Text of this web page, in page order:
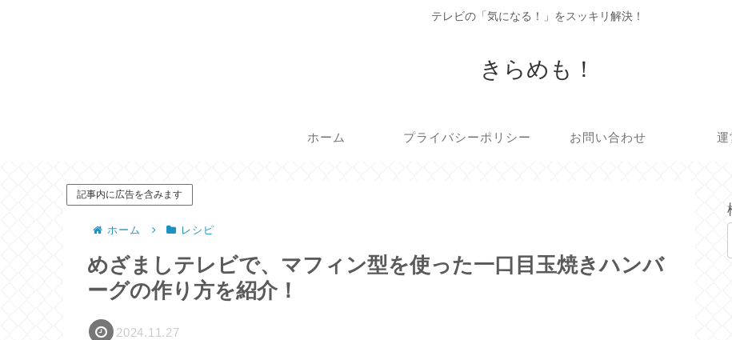
テレビの「気になる！」をスッキリ解決！
きらめも！
ホーム プライバシーポリシー お問い合わせ 運
記事内に広告を含みます
ホーム レシピ
めざましテレビで、マフィン型を使った一口目玉焼きハンバ
ーグの作り方を紹介！
2024.11.27